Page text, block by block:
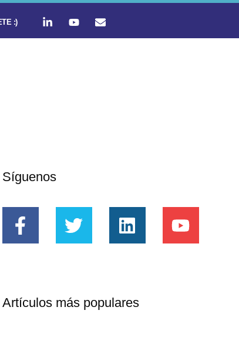
:)
Síguenos
Artículos más populares